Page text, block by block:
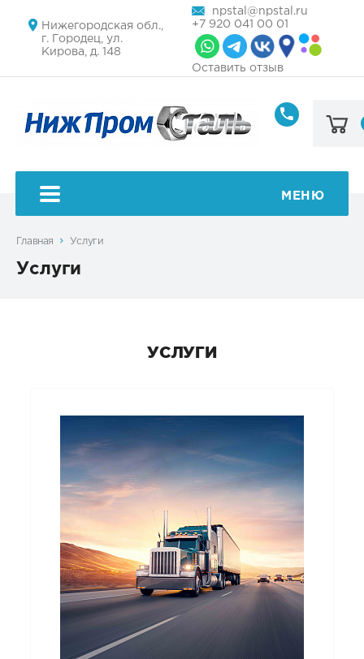
Нижегородская обл.,
г. Городец, ул.
Кирова, д. 148
npstal@npstal.ru
+7 920 041 00 01
Оставить отзыв
+7
00
01
МЕНЮ
Главная Услуги
Услуги
УСЛУГИ